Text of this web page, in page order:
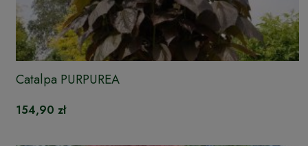
Catalpa PURPUREA
154,90 zł